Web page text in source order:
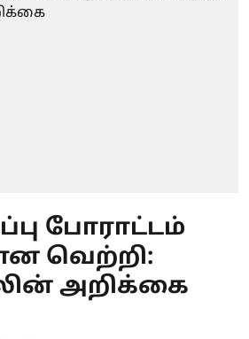
போராட்டம்
வெற்றி:
அறிக்கை